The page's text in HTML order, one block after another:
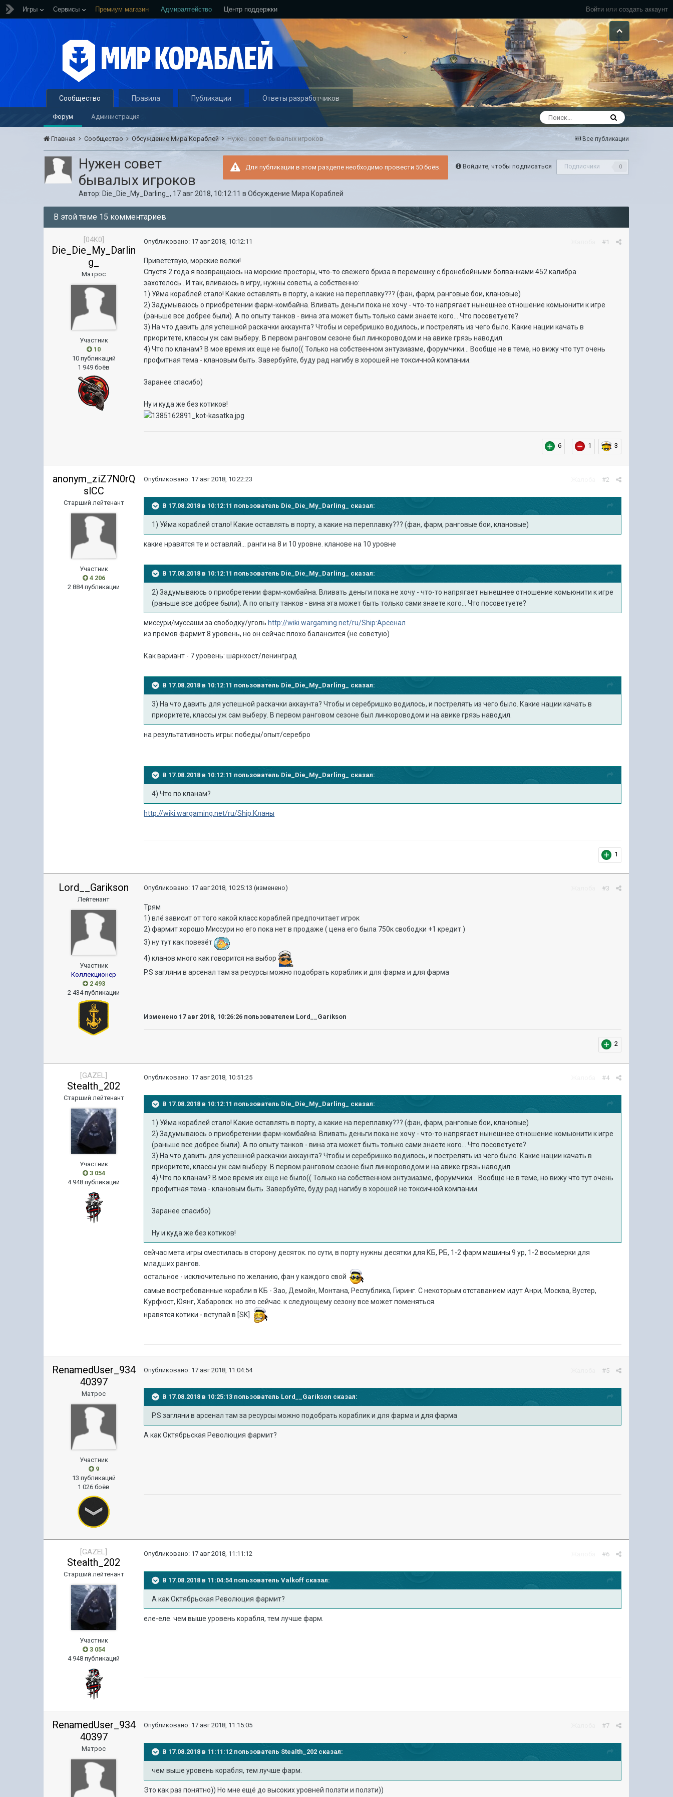
Войти или создать аккаунт
Игры Сервисы Премиум магазин Адмиралтейство Центр поддержки
Сообщество
Форум Администрация
Правила Публикации Ответы разработчиков
Все публикации
Главная Сообщество Обсуждение Мира Кораблей Нужен совет бывалых игроков
Войдите, чтобы подписаться Подписчики 0
Для публикации в этом разделе необходимо провести 50 боёв.
Нужен совет
бывалых игроков
Автор: Die_Die_My_Darling_, 17 авг 2018, 10:12:11 вОбсуждение Мира Кораблей
В этой теме 15 комментариев
[04K0]
Die_Die_My_Darlin
g_
Матрос
Участник
10
10 публикаций
1 949 боёв
#1
Опубликовано: 17 авг 2018, 10:12:11
Приветствую, морские волки!
Спустя 2 года я возвращаюсь на морские просторы, что-то свежего бриза в перемешку с бронебойными болванками 452 калибра
захотелось...И так, вливаюсь в игру, нужны советы, а собственно:
1) Уйма кораблей стало! Какие оставлять в порту, а какие на переплавку??? (фан, фарм, ранговые бои, клановые)
2) Задумываюсь о приобретении фарм-комбайна. Вливать деньги пока не хочу - что-то напрягает нынешнее отношение комьюнити к игре
(раньше все добрее были). А по опыту танков - вина эта может быть только сами знаете кого... Что посоветуете?
3) На что давить для успешной раскачки аккаунта? Чтобы и серебришко водилось, и пострелять из чего было. Какие нации качать в
приоритете, классы уж сам выберу. В первом ранговом сезоне был линкороводом и на авике грязь наводил.
4) Что по кланам? В мое время их еще не было(( Только на собственном энтузиазме, форумчики... Вообще не в теме, но вижу что тут очень
профитная тема - клановым быть. Завербуйте, буду рад нагибу в хорошей не токсичной компании.
Заранее спасибо)
Ну и куда же без котиков!
6 1 3
anonym_ziZ7N0rQ
slCC
Старший лейтенант
Участник
4 206
2 884 публикации
#2
Опубликовано: 17 авг 2018, 10:22:23
В 17.08.2018 в 10:12:11 пользователь Die_Die_My_Darling_ сказал:
1) Уйма кораблей стало! Какие оставлять в порту, а какие на переплавку??? (фан, фарм, ранговые бои, клановые)
какие нравятся те и оставляй... ранги на 8 и 10 уровне. кланове на 10 уровне
В 17.08.2018 в 10:12:11 пользователь Die_Die_My_Darling_ сказал:
2) Задумываюсь о приобретении фарм-комбайна. Вливать деньги пока не хочу - что-то напрягает нынешнее отношение комьюнити к игре
(раньше все добрее были). А по опыту танков - вина эта может быть только сами знаете кого... Что посоветуете?
миссури/муссаши за свободку/уголь http://wiki.wargaming.net/ru/Ship:Арсенал
из премов фармит 8 уровень, но он сейчас плохо балансится (не советую)
Как вариант - 7 уровень: шарнхост/ленинград
В 17.08.2018 в 10:12:11 пользователь Die_Die_My_Darling_ сказал:
3) На что давить для успешной раскачки аккаунта? Чтобы и серебришко водилось, и пострелять из чего было. Какие нации качать в
приоритете, классы уж сам выберу. В первом ранговом сезоне был линкороводом и на авике грязь наводил.
на результативность игры: победы/опыт/серебро
В 17.08.2018 в 10:12:11 пользователь Die_Die_My_Darling_ сказал:
4) Что по кланам?
http://wiki.wargaming.net/ru/Ship:Кланы
1
Lord__Garikson
Лейтенант
Участник
Коллекционер
2 493
2 434 публикации
#3
Опубликовано: 17 авг 2018, 10:25:13 (изменено)
Трям
1) влё зависит от того какой класс кораблей предпочитает игрок
2) фармит хорошо Миссури но его пока нет в продаже ( цена его была 750к свободки +1 кредит )
3) ну тут как повезёт
4) кланов много как говорится на выбор
P.S загляни в арсенал там за ресурсы можно подобрать кораблик и для фарма и для фарма
Изменено 17 авг 2018, 10:26:26 пользователем Lord__Garikson
2
[GAZEL]
Stealth_202
Старший лейтенант
Участник
3 054
4 948 публикаций
#4
Опубликовано: 17 авг 2018, 10:51:25
В 17.08.2018 в 10:12:11 пользователь Die_Die_My_Darling_ сказал:
1) Уйма кораблей стало! Какие оставлять в порту, а какие на переплавку??? (фан, фарм, ранговые бои, клановые)
2) Задумываюсь о приобретении фарм-комбайна. Вливать деньги пока не хочу - что-то напрягает нынешнее отношение комьюнити к игре
(раньше все добрее были). А по опыту танков - вина эта может быть только сами знаете кого... Что посоветуете?
3) На что давить для успешной раскачки аккаунта? Чтобы и серебришко водилось, и пострелять из чего было. Какие нации качать в
приоритете, классы уж сам выберу. В первом ранговом сезоне был линкороводом и на авике грязь наводил.
4) Что по кланам? В мое время их еще не было(( Только на собственном энтузиазме, форумчики... Вообще не в теме, но вижу что тут очень
профитная тема - клановым быть. Завербуйте, буду рад нагибу в хорошей не токсичной компании.
Заранее спасибо)
Ну и куда же без котиков!
сейчас мета игры сместилась в сторону десяток. по сути, в порту нужны десятки для КБ, РБ, 1-2 фарм машины 9 ур, 1-2 восьмерки для
младших рангов.
остальное - исключительно по желанию, фан у каждого свой
самые востребованные корабли в КБ - Зао, Демойн, Монтана, Республика, Гиринг. С некоторым отставанием идут Анри, Москва, Вустер,
Курфюст, Юянг, Хабаровск. но это сейчас. к следующему сезону все может поменяться.
нравятся котики - вступай в [SK]
RenamedUser_934
40397
Матрос
Участник
9
13 публикаций
1 026 боёв
#5
Опубликовано: 17 авг 2018, 11:04:54
В 17.08.2018 в 10:25:13 пользователь Lord__Garikson сказал:
P.S загляни в арсенал там за ресурсы можно подобрать кораблик и для фарма и для фарма
А как Октябрьская Революция фармит?
[GAZEL]
Stealth_202
Старший лейтенант
Участник
3 054
4 948 публикаций
#6
Опубликовано: 17 авг 2018, 11:11:12
В 17.08.2018 в 11:04:54 пользовательValkoff сказал:
А как Октябрьская Революция фармит?
еле-еле. чем выше уровень корабля, тем лучше фарм.
RenamedUser_934
40397
Матрос
#7
Опубликовано: 17 авг 2018, 11:15:05
В 17.08.2018 в 11:11:12 пользователь Stealth_202 сказал:
чем выше уровень корабля, тем лучше фарм.
Это как раз понятно)) Но мне ещё до высоких уровней ползти и ползти))